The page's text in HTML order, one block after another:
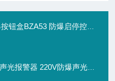
防爆启停控制按钮 自复式防爆控制按钮
防爆声光报警器 DC24V防爆声光报警灯